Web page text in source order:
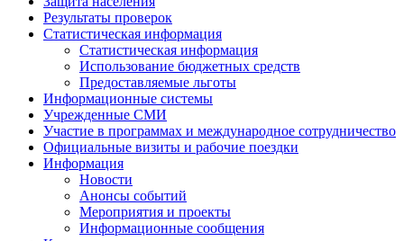
Результаты проверок
Статистическая информация
Статистическая информация
Использование бюджетных средств
Предоставляемые льготы
Информационные системы
Учрежденные СМИ
Участие в программах и международное сотрудничество
Официальные визиты и рабочие поездки
Информация
Новости
Анонсы событий
Мероприятия и проекты
Информационные сообщения